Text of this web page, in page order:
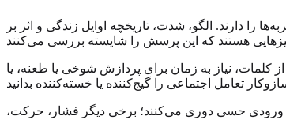
دارند. الگو، شدت، تاریخچه اوایل زندگی و اثر بر
نیاز به زمان برای پردازش شوخی یا طعنه، یا
ورودی حسی دوری می‌کنند؛ برخی دیگر فشار، حرکت،